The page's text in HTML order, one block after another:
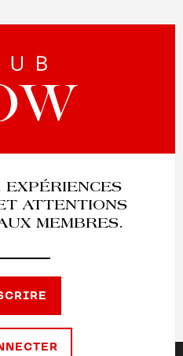
EXPÉRIENCES
ATTENTIONS
MEMBRES.